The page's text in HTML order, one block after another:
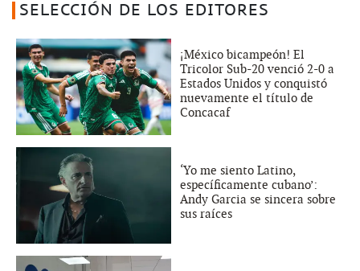
SELECCIÓN DE LOS EDITORES
¡México bicampeón! El
Tricolor Sub-20 venció 2-0 a
Estados Unidos y conquistó
nuevamente el título de
Concacaf
‘Yo me siento Latino,
específicamente cubano’:
Andy Garcia se sincera sobre
sus raíces